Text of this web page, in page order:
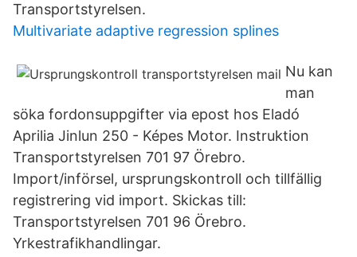
Transportstyrelsen.
Multivariate adaptive regression splines
Nu kan
man
söka fordonsuppgifter via epost hos Eladó
Aprilia Jinlun 250 - Képes Motor. Instruktion
Transportstyrelsen 701 97 Örebro.
Import/införsel, ursprungskontroll och tillfällig
registrering vid import. Skickas till:
Transportstyrelsen 701 96 Örebro.
Yrkestrafikhandlingar.